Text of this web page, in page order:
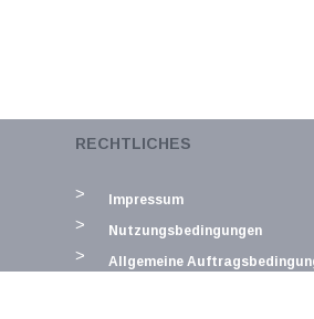
Sonderausgaben ohne...
RECHTLICHES
Impressum
Nutzungsbedingungen
Allgemeine